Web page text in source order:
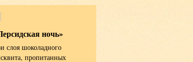
ночь»
слоя шоколадного
пропитанных